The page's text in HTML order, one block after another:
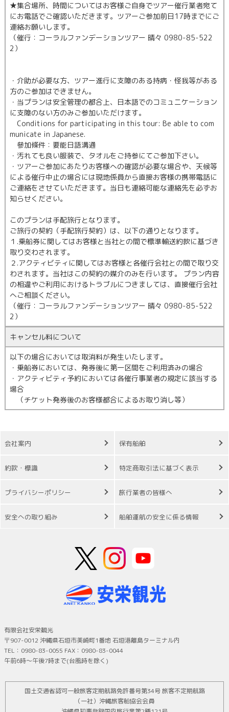
★集合場所、時間についてはお客様ご自身でツアー催行業者宛て
にお電話でご確認いただきます。ツアーご参加前日17時までにご
連絡お願いします。
（催行：コーラルファンデーションツアー 晴々 0980-85-522
2）
・介助が必要な方、ツアー進行に支障のある持病・怪我等がある
方のご参加はできません。
・当プランは安全管理の都合上、日本語でのコミュニケーション
に支障のない方のみご参加いただけます。
Conditions for participating in this tour: Be able to com
municate in Japanese.
參加條件：要能日語溝通
・汚れても良い服装で、タオルをご持参にてご参加下さい。
・ツアーご参加にあたりお客様への確認が必要な場合や、天候等
による催行中止の場合には現地係員から直接お客様の携帯電話に
ご連絡をさせていただきます。当日も連絡可能な連絡先を必ずお
知らせください。
このプランは手配旅行となります。
ご旅行の契約（手配旅行契約）は、以下の通りとなります。
１.乗船券に関してはお客様と当社との間で標準輸送約款に基づき
取り交わされます。
２.アクティビティに関してはお客様と各催行会社との間で取り交
わされます。当社はこの契約の媒介のみを行います。 プラン内容
の相違やご利用におけるトラブルにつきましては、直接催行会社
へご相談ください。
（催行：コーラルファンデーションツアー 晴々 0980-85-522
2）
キャンセル料について
以下の場合においては取消料が発生いたします。
・乗船券においては、発券後に第一区間をご利用済みの場合
・アクティビティ予約においては各催行事業者の規定に該当する
場合
（チケット発券後のお客様都合によるお取り消し等）
会社案内 保有船舶
約款・標識 特定商取引法に基づく表示
プライバシーポリシー 旅行業者の皆様へ
安全への取り組み 船舶運航の安全に係る情報
有限会社安栄観光
〒907-0012 沖縄県石垣市美崎町1番地 石垣港離島ターミナル内
TEL：0980-83-0055 FAX：0980-83-0044
午前6時～午後7時まで(台風時を除く)
国土交通省認可一般旅客定期航路免許番号第34号 旅客不定期航路
（一社）沖縄旅客船協会会員